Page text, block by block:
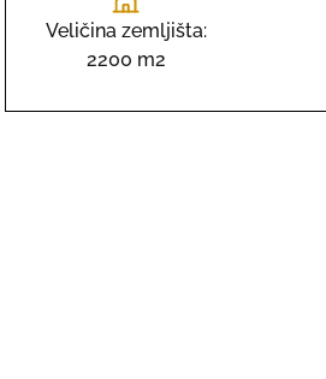
Veličina zemljišta:
2200 m2